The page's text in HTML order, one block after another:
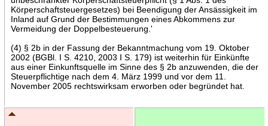
Körperschaftsteuergesetzes) bei Beendigung der Ansässigkeit im
Inland auf Grund der Bestimmungen eines Abkommens zur
Vermeidung der Doppelbesteuerung.'
(4) § 2b in der Fassung der Bekanntmachung vom 19. Oktober
2002 (BGBl. I S. 4210, 2003 I S. 179) ist weiterhin für Einkünfte
aus einer Einkunftsquelle im Sinne des § 2b anzuwenden, die der
Steuerpflichtige nach dem 4. März 1999 und vor dem 11.
November 2005 rechtswirksam erworben oder begründet hat.